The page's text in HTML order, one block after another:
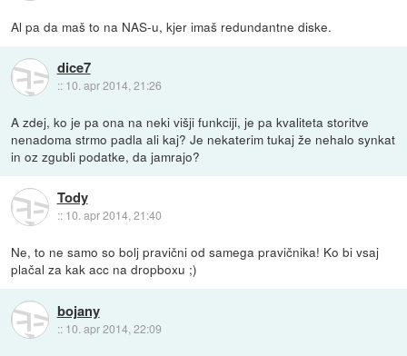
Al pa da maš to na NAS-u, kjer imaš redundantne diske.
dice7
:: 10. apr 2014, 21:26
A zdej, ko je pa ona na neki višji funkciji, je pa kvaliteta storitve
nenadoma strmo padla ali kaj? Je nekaterim tukaj že nehalo synkat
in oz zgubli podatke, da jamrajo?
Tody
:: 10. apr 2014, 21:40
Ne, to ne samo so bolj pravični od samega pravičnika! Ko bi vsaj
plačal za kak acc na dropboxu ;)
bojany
:: 10. apr 2014, 22:09